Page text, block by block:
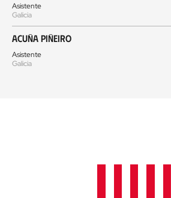
Asistente
Galicia
Acuña Piñeiro
Asistente
Galicia